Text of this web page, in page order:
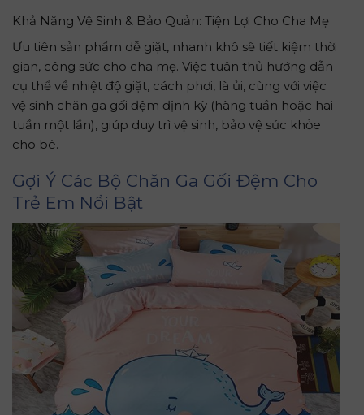
Khả Năng Vệ Sinh & Bảo Quản: Tiện Lợi Cho Cha Mẹ
Ưu tiên sản phẩm dễ giặt, nhanh khô sẽ tiết kiệm thời
gian, công sức cho cha mẹ. Việc tuân thủ hướng dẫn
cụ thể về nhiệt độ giặt, cách phơi, là ủi, cùng với việc
vệ sinh chăn ga gối đệm định kỳ (hàng tuần hoặc hai
tuần một lần), giúp duy trì vệ sinh, bảo vệ sức khỏe
cho bé.
Gợi Ý Các Bộ Chăn Ga Gối Đệm Cho
Trẻ Em Nổi Bật